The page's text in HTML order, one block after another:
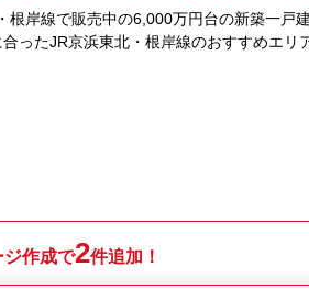
根岸線で販売中の6,000万円台の新築一戸
ったJR京浜東北・根岸線のおすすめエリ
ジ作成で2件追加！